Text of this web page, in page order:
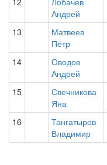
Андрей
13
Матвеев
Пётр
14
Оводов
Андрей
15
Свечникова
Яна
16
Тангатыров
Владимир